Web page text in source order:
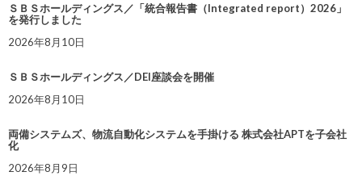
ＳＢＳホールディングス／「統合報告書（Integrated report）2026」
を発行しました
2026年8月10日
ＳＢＳホールディングス／DEI座談会を開催
2026年8月10日
両備システムズ、物流自動化システムを手掛ける 株式会社APTを子会社
化
2026年8月9日